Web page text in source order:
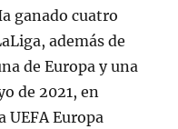
ganado cuatro
además de
de Europa y una
de 2021, en
UEFA Europa